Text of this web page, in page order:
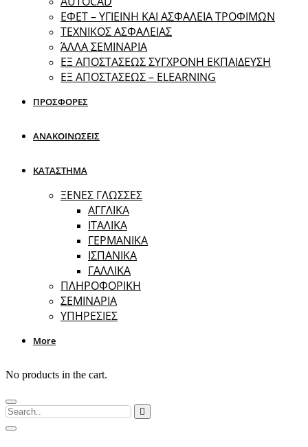
ΕΦΕΤ – ΥΓΙΕΙΝΗ ΚΑΙ ΑΣΦΑΛΕΙΑ ΤΡΟΦΙΜΩΝ
ΤΕΧΝΙΚΟΣ ΑΣΦΑΛΕΙΑΣ
ΆΛΛΑ ΣΕΜΙΝΑΡΙΑ
EΞ ΑΠΟΣΤΑΣΕΩΣ ΣΥΓΧΡΟΝΗ ΕΚΠΑΙΔΕΥΣΗ
ΕΞ ΑΠΟΣΤΑΣΕΩΣ – ELEARNING
ΠΡΟΣΦΟΡΕΣ
ΑΝΑΚΟΙΝΩΣΕΙΣ
ΚΑΤΑΣΤΗΜΑ
ΞΕΝΕΣ ΓΛΩΣΣΕΣ
ΑΓΓΛΙΚΑ
ΙΤΑΛΙΚΑ
ΓΕΡΜΑΝΙΚΑ
ΙΣΠΑΝΙΚΑ
ΓΑΛΛΙΚΑ
ΠΛΗΡΟΦΟΡΙΚΗ
ΣΕΜΙΝΑΡΙΑ
ΥΠΗΡΕΣΙΕΣ
More
No products in the cart.